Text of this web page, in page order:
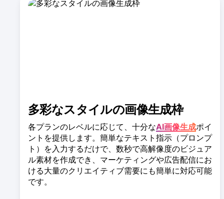
多彩なスタイルの画像生成枠
各プランのレベルに応じて、十分なAI画像生成ポイ
ントを提供します。簡単なテキスト指示（プロンプ
ト）を入力するだけで、数秒で高解像度のビジュア
ル素材を作成でき、マーケティングや広告配信にお
ける大量のクリエイティブ需要にも簡単に対応可能
です。